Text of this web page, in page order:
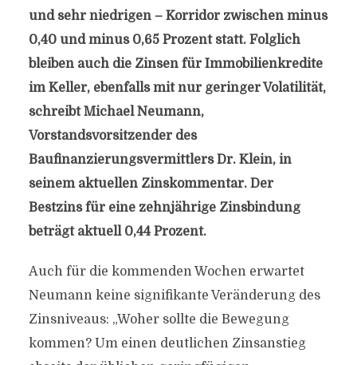
und sehr niedrigen – Korridor zwischen minus
0,40 und minus 0,65 Prozent statt. Folglich
bleiben auch die Zinsen für Immobilienkredite
im Keller, ebenfalls mit nur geringer Volatilität,
schreibt Michael Neumann,
Vorstandsvorsitzender des
Baufinanzierungsvermittlers Dr. Klein, in
seinem aktuellen Zinskommentar. Der
Bestzins für eine zehnjährige Zinsbindung
beträgt aktuell 0,44 Prozent.
Auch für die kommenden Wochen erwartet
Neumann keine signifikante Veränderung des
Zinsniveaus: „Woher sollte die Bewegung
kommen? Um einen deutlichen Zinsanstieg